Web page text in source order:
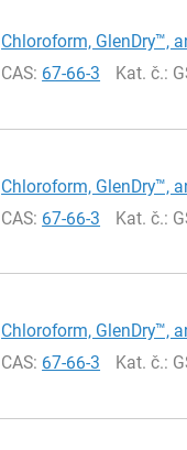
Chloroform, GlenDry™,
CAS: 67-66-3 Kat. č.:
Chloroform, GlenDry™,
CAS: 67-66-3 Kat. č.:
Chloroform, GlenDry™,
CAS: 67-66-3 Kat. č.: